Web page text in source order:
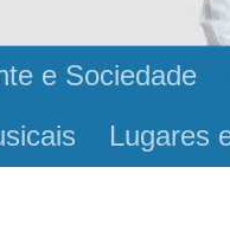
e Sociedade
Lugares